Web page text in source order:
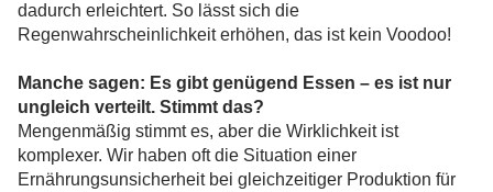
dadurch erleichtert. So lässt sich die
Regenwahrscheinlichkeit erhöhen, das ist kein Voodoo!
Manche sagen: Es gibt genügend Essen – es ist nur
ungleich verteilt. Stimmt das?
Mengenmäßig stimmt es, aber die Wirklichkeit ist
komplexer. Wir haben oft die Situation einer
Ernährungsunsicherheit bei gleichzeitiger Produktion für